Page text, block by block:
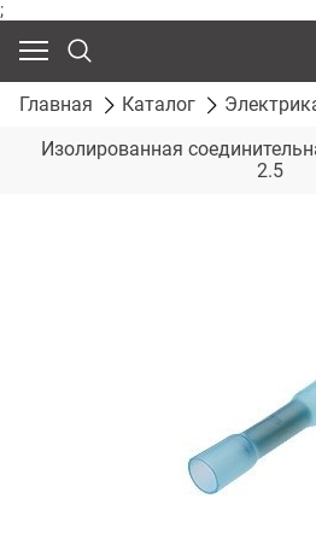
;
Главная Каталог
Изолированная
2.5